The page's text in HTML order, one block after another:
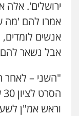
ירושלים'. אלה
אמרו להם 'מה
אנשים
אבל נשאר להם
"השני – לאחר
וראש אמ"ן